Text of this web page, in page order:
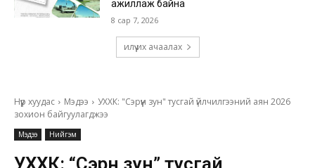
ажиллаж байна
8 сар 7, 2026
илүү их ачаалах